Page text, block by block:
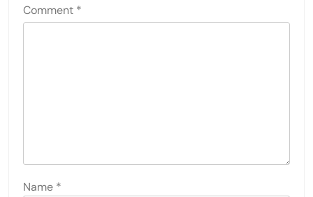
Comment *
Name *